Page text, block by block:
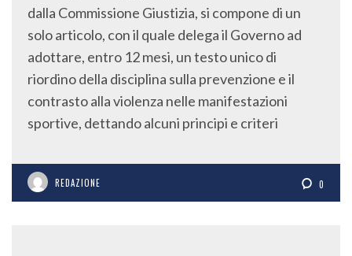
dalla Commissione Giustizia, si compone di un
solo articolo, con il quale delega il Governo ad
adottare, entro 12 mesi, un testo unico di
riordino della disciplina sulla prevenzione e il
contrasto alla violenza nelle manifestazioni
sportive, dettando alcuni principi e criteri
REDAZIONE 0